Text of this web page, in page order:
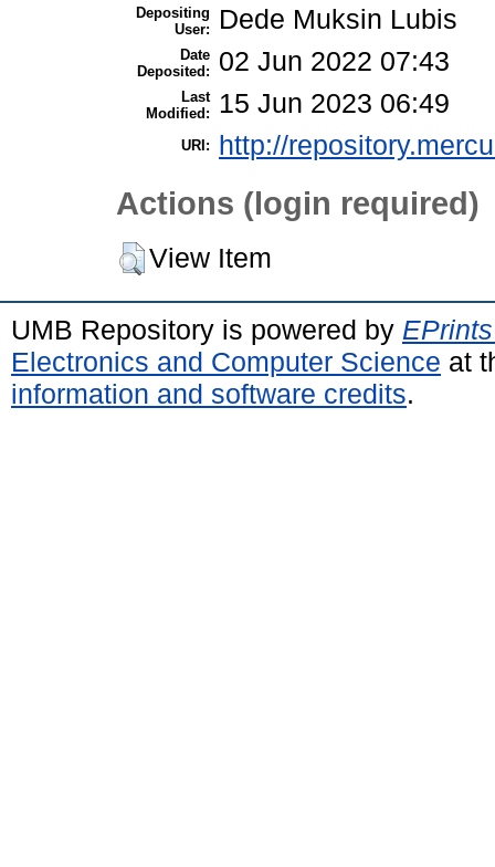
Depositing
User:
Dede Muksin Lubis
Date
Deposited:
02 Jun 2022 07:43
Last
Modified:
15 Jun 2023 06:49
URI: http://
Actions (login required)
View Item
UMB Repository is powered by
Electronics and Computer Science at
information and software credits.